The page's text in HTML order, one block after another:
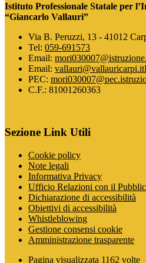
Istituto Professionale Statale per
“Giancarlo Vallauri”
Via B. Peruzzi, 13 - 41012
Tel: 059-691573
Email:
Email: vallauri@vallauricarpi.it
PEC:
C.F.: 81001260363
Sezione Link Utili
Cookie policy
Note legali
Informativa Privacy
Ufficio Relazioni con il
Dichiarazione di accessibilità
Obiettivi di accessibilità
Whistleblowing
Gestione consensi cookie
Amministrazione trasparente
Pagina visualizzata 1162 volte